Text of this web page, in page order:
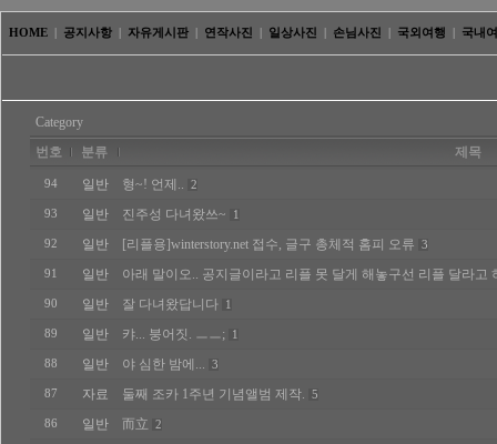
HOME 공지사항 자유게시판 연작사진 일상사진 손님사진 국외여행 국내
Category
번호
분류 제목
94 일반 형~! 언제.. 2
93 일반 진주성 다녀왔쓰~ 1
92 일반 [리플용]winterstory.net 접수, 글구 총체적 홈피 오류 3
91 일반 아래 말이오.. 공지글이라고 리플 못 달게 해놓구선 리플 달라고
90 일반 잘 다녀왔답니다 1
89 일반 캬... 붕어짓. ㅡㅡ; 1
88 일반 야 심한 밤에... 3
87 자료 둘째 조카 1주년 기념앨범 제작. 5
86 일반 而立 2